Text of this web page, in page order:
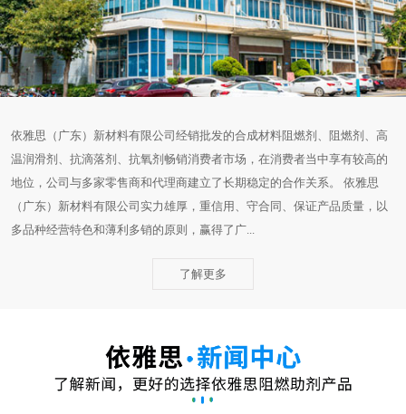
依雅思（广东）新材料有限公司经销批发的合成材料阻燃剂、阻燃剂、高
温润滑剂、抗滴落剂、抗氧剂畅销消费者市场，在消费者当中享有较高的
地位，公司与多家零售商和代理商建立了长期稳定的合作关系。 依雅思
（广东）新材料有限公司实力雄厚，重信用、守合同、保证产品质量，以
多品种经营特色和薄利多销的原则，赢得了广...
了解更多